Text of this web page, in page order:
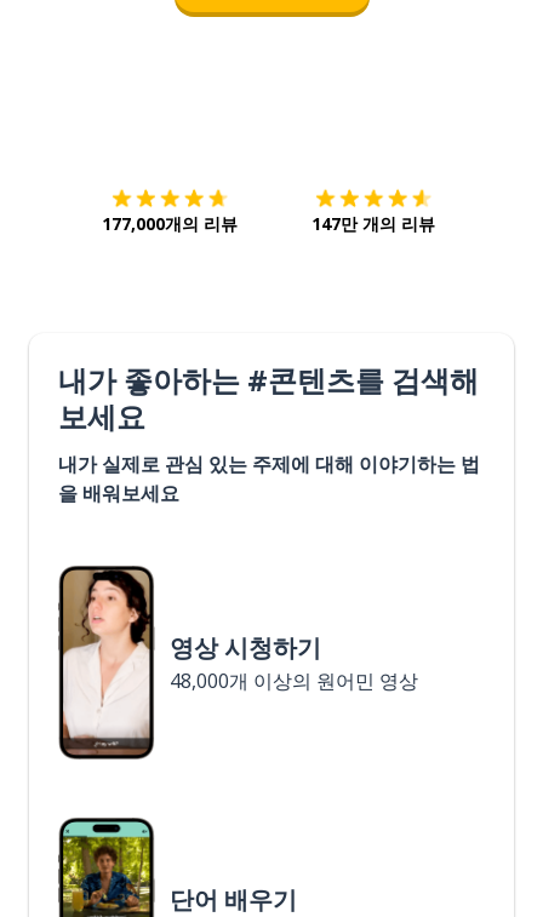
177,000개의 리뷰 147만 개의 리뷰
내가 좋아하는 #콘텐츠를 검색해
보세요
내가 실제로 관심 있는 주제에 대해 이야기하는 법
을 배워보세요
영상 시청하기
48,000개 이상의 원어민 영상
단어 배우기